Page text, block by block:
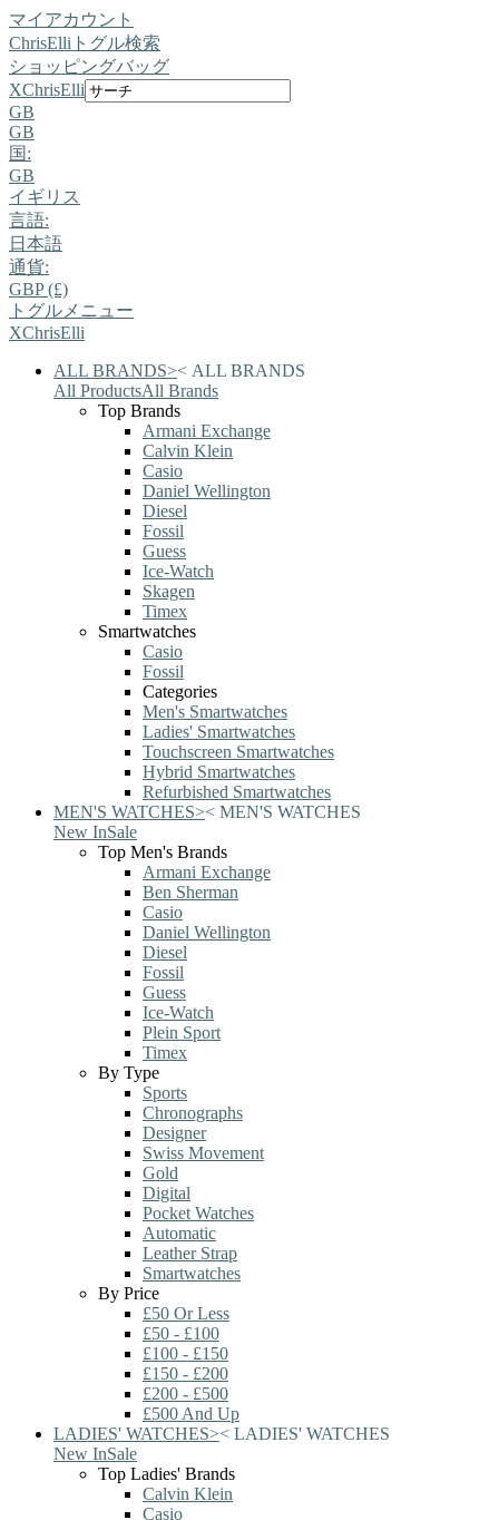
マイアカウント
ChrisElli トグル検索
ショッピングバッグ
XChrisElli
GB
GB
国:
GB
イギリス
言語:
日本語
通貨:
GBP (£)
トグルメニュー
XChrisElli
ALL BRANDS>< ALL BRANDS
All ProductsAll Brands
Top Brands
Armani Exchange
Calvin Klein
Casio
Daniel Wellington
Diesel
Fossil
Guess
Ice-Watch
Skagen
Timex
Smartwatches
Casio
Fossil
Categories
Men's Smartwatches
Ladies' Smartwatches
Touchscreen Smartwatches
Hybrid Smartwatches
Refurbished Smartwatches
MEN'S WATCHES>< MEN'S WATCHES
New InSale
Top Men's Brands
Armani Exchange
Ben Sherman
Casio
Daniel Wellington
Diesel
Fossil
Guess
Ice-Watch
Plein Sport
Timex
By Type
Sports
Chronographs
Designer
Swiss Movement
Gold
Digital
Pocket Watches
Automatic
Leather Strap
Smartwatches
By Price
£50 Or Less
£50 - £100
£100 - £150
£150 - £200
£200 - £500
£500 And Up
LADIES' WATCHES>< LADIES' WATCHES
New InSale
Top Ladies' Brands
Calvin Klein
Casio